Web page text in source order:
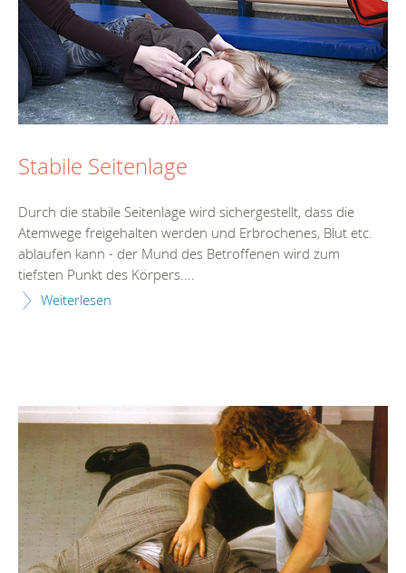
Stabile Seitenlage
Durch die stabile Seitenlage wird sichergestellt, dass die
Atemwege freigehalten werden und Erbrochenes, Blut etc.
ablaufen kann - der Mund des Betroffenen wird zum
tiefsten Punkt des Körpers....
Weiterlesen